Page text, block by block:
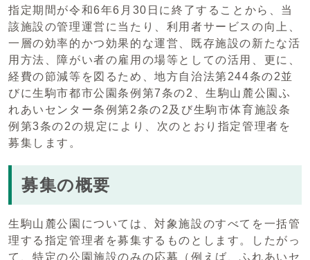
指定期間が令和6年6月30日に終了することから、当
該施設の管理運営に当たり、利用者サービスの向上、
一層の効率的かつ効果的な運営、既存施設の新たな活
用方法、障がい者の雇用の場等としての活用、更に、
経費の節減等を図るため、地方自治法第244条の2並
びに生駒市都市公園条例第7条の2、生駒山麓公園ふ
れあいセンター条例第2条の2及び生駒市体育施設条
例第3条の2の規定により、次のとおり指定管理者を
募集します。
募集の概要
生駒山麓公園については、対象施設のすべてを一括管
理する指定管理者を募集するものとします。したがっ
て、特定の公園施設のみの応募（例えば、ふれあいセ